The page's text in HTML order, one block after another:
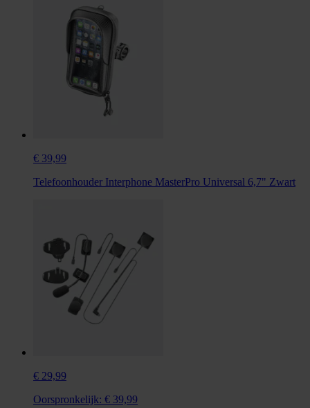
€ 39,99
Telefoonhouder Interphone MasterPro Universal 6,7" Zwart
€ 29,99
Oorspronkelijk: € 39,99